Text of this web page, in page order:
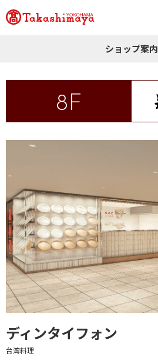
ショップ案内
8F
ディンタイフォン
台湾料理